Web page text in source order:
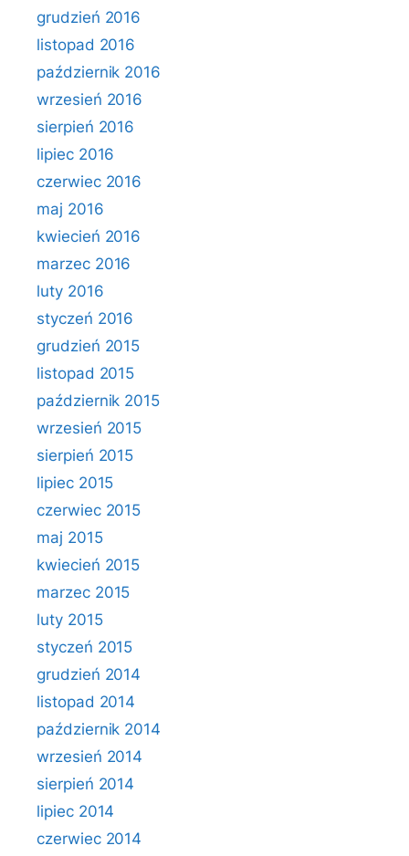
grudzień 2016
listopad 2016
październik 2016
wrzesień 2016
sierpień 2016
lipiec 2016
czerwiec 2016
maj 2016
kwiecień 2016
marzec 2016
luty 2016
styczeń 2016
grudzień 2015
listopad 2015
październik 2015
wrzesień 2015
sierpień 2015
lipiec 2015
czerwiec 2015
maj 2015
kwiecień 2015
marzec 2015
luty 2015
styczeń 2015
grudzień 2014
listopad 2014
październik 2014
wrzesień 2014
sierpień 2014
lipiec 2014
czerwiec 2014